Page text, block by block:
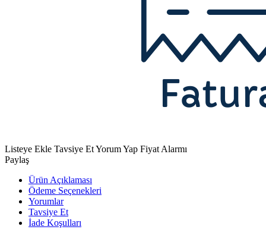
Listeye Ekle Tavsiye EtYorum Yap Fiyat Alarmı
Paylaş
Ürün Açıklaması
Ödeme Seçenekleri
Yorumlar
Tavsiye Et
İade Koşulları